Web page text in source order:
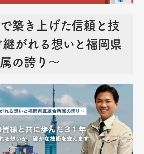
築き上げた信頼と技
継がれる想いと福岡県
の誇り～